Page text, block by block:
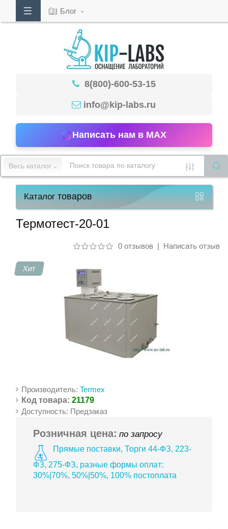
53-
15
работы
Блог
8(800)-600-53-15
info@kip-labs.ru
Написать нам в MAX
Весь каталог
Каталогтоваров
Термотест-20-01
0 отзывов| Написать отзыв
Хит
Производитель:Termex
Код товара: 21179
Доступность: Предзаказ
Розничная цена: по запросу
Прямые поставки, Торги 44-ФЗ, 223-
ФЗ, 275-ФЗ, разные формы оплат:
30%|70%, 50%|50%, 100% постоплата